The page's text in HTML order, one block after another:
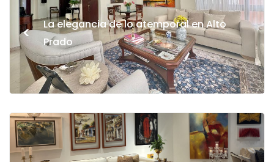
<
La elegancia de lo atemporal en Alto
Prado